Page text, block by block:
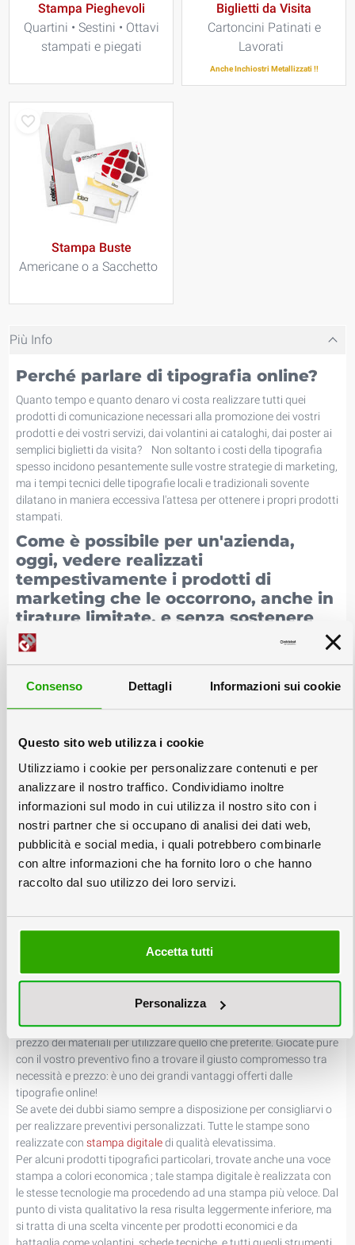
Consenso Dettagli Informazioni sui cookie
Questo sito web utilizza i cookie
Utilizziamo i cookie per personalizzare contenuti e per
analizzare il nostro traffico. Condividiamo inoltre
informazioni sul modo in cui utilizza il nostro sito con i
nostri partner che si occupano di analisi dei dati web,
pubblicità e social media, i quali potrebbero combinarle
con altre informazioni che ha fornito loro o che hanno
raccolto dal suo utilizzo dei loro servizi.
Accetta tutti
Personalizza
Stampa Pieghevoli
Quartini • Sestini • Ottavi
stampati e piegati
Biglietti da Visita
Cartoncini Patinati e
Lavorati
Anche Inchiostri Metallizzati !!
Stampa Buste
Americane o a Sacchetto
Più Info
Perché parlare di tipografia online?
Quanto tempo e quanto denaro vi costa realizzare tutti quei
prodotti di comunicazione necessari alla promozione dei vostri
prodotti e dei vostri servizi, dai volantini ai cataloghi, dai poster ai
semplici biglietti da visita? Non soltanto i costi della tipografia
spesso incidono pesantemente sulle vostre strategie di marketing,
ma i tempi tecnici delle tipografie locali e tradizionali sovente
dilatano in maniera eccessiva l'attesa per ottenere i propri prodotti
stampati.
Come è possibile per un'azienda,
oggi, vedere realizzati
tempestivamente i prodotti di
marketing che le occorrono, anche in
tirature limitate, e senza sostenere
costi eccessivi?
consentendovi un notevole risparmio rispetto a soluzioni più
classiche. Un altro vantaggio tipico delle tipografie online è quello
Come ordinare gli stampati online?
In questa sezione del sito trovate tutte le soluzioni per ordinare
online i tipici prodotti da tipografia.
Nelle varie sottocategorie della tipografia on line trovate soluzioni
pronte ma configurabili a piacere per la realizzazione di biglietti
visita, stampati, pieghevoli, volantini, locandine, adesivi o
vetrofanie, nonchè per la stampa di buste.
Inoltre sotto la voce stampati piani trovate la possibilità di
foratura, piega, e molte altre.
In ogni categoria di servizi della tipografia online troverete
Colorby per il loro superiore rapporto qualità-prezzo, ma nulla
vieta di personalizzare il vostro preventivo a piacere, variando il
prezzo dei materiali per utilizzare quello che preferite. Giocate pure
con il vostro preventivo fino a trovare il giusto compromesso tra
necessità e prezzo: è uno dei grandi vantaggi offerti dalle
tipografie online!
Se avete dei dubbi siamo sempre a disposizione per consigliarvi o
per realizzare preventivi personalizzati. Tutte le stampe sono
realizzate con stampa digitaledi qualità elevatissima.
Per alcuni prodotti tipografici particolari, trovate anche una voce
stampa a colori economica ; tale stampa digitale è realizzata con
le stesse tecnologie ma procedendo ad una stampa più veloce. Dal
punto di vista qualitativo la resa risulta leggermente inferiore, ma
si tratta di una scelta vincente per prodotti economici e da